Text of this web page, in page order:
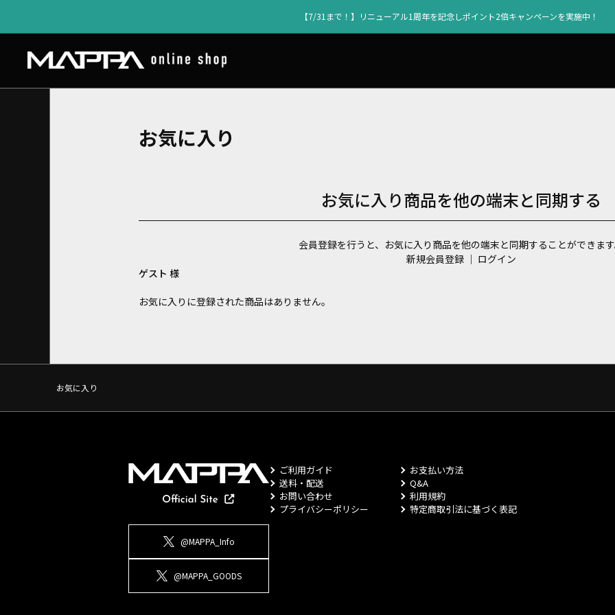
【7/31まで！】リニューアル1周年を記念しポイント2倍キャンペーンを実施中！
お気に入り
お気に入り商品を他の端末と同期する
会員登録を行うと、お気に入り商品を他の端末と同期することができま
新規会員登録 ｜ ログイン
ゲスト 様
お気に入りに登録された商品はありません。
お気に入り
@MAPPA_Info
@MAPPA_GOODS
ご利用ガイド
お支払い方法
送料・配送
Q&A
お問い合わせ
利用規約
プライバシーポリシー
特定商取引法に基づく表記